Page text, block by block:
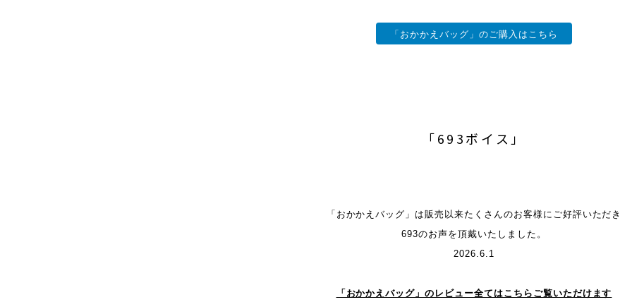
「おかかえバッグ」のご購入はこちら
「693ボイス」
「おかかえバッグ」は販売以来たくさんのお客様にご好評いただき
693のお声を頂戴いたしました。
2026.6.1
「おかかえバッグ」のレビュー全てはこちらご覧いただけます